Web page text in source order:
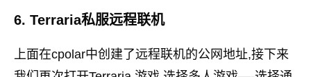
6. Terraria私服远程联机
上面在cpolar中创建了远程联机的公网地址,接下来